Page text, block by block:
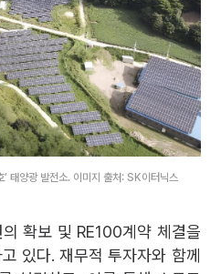
’ 태양광 발전소. 이미지 출처: SK이터닉스
확보 및 RE100계약 체결을
있다. 재무적 투자자와 함께